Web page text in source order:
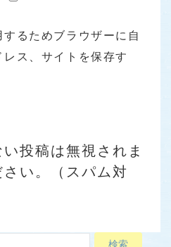
るためブラウザーに自
ス、サイトを保存す
投稿は無視されま
い。（スパム対